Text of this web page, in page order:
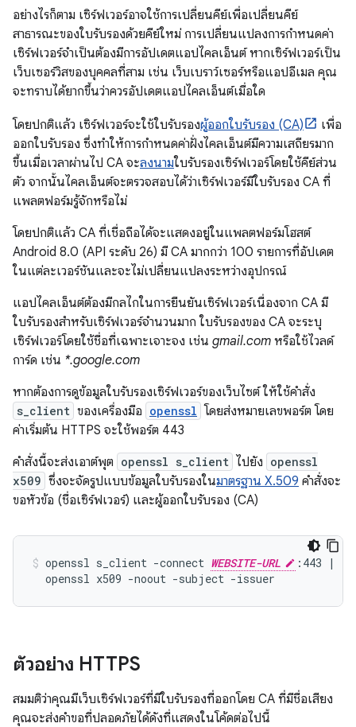
อย่างไรก็ตาม เซิร์ฟเวอร์อาจใช้การเปลี่ยนคีย์เพื่อเปลี่ยนคีย์
สาธารณะของใบรับรองด้วยคีย์ใหม่ การเปลี่ยนแปลงการกำหนดค่า
เซิร์ฟเวอร์จำเป็นต้องมีการอัปเดตแอปไคลเอ็นต์ หากเซิร์ฟเวอร์เป็น
เว็บเซอร์วิสของบุคคลที่สาม เช่น เว็บเบราว์เซอร์หรือแอปอีเมล คุณ
จะทราบได้ยากขึ้นว่าควรอัปเดตแอปไคลเอ็นต์เมื่อใด
โดยปกติแล้ว เซิร์ฟเวอร์จะใช้ใบรับรองผู้ออกใบรับรอง (CA)
เพื่อ
ออกใบรับรอง ซึ่งทำให้การกำหนดค่าฝั่งไคลเอ็นต์มีความเสถียรมาก
ขึ้นเมื่อเวลาผ่านไป CA จะลงนามใบรับรองเซิร์ฟเวอร์โดยใช้คีย์ส่วน
ตัว จากนั้นไคลเอ็นต์จะตรวจสอบได้ว่าเซิร์ฟเวอร์มีใบรับรอง CA ที่
แพลตฟอร์มรู้จักหรือไม่
โดยปกติแล้ว CA ที่เชื่อถือได้จะแสดงอยู่ในแพลตฟอร์มโฮสต์
Android 8.0 (API ระดับ 26) มี CA มากกว่า 100 รายการที่อัปเดต
ในแต่ละเวอร์ชันและจะไม่เปลี่ยนแปลงระหว่างอุปกรณ์
แอปไคลเอ็นต์ต้องมีกลไกในการยืนยันเซิร์ฟเวอร์เนื่องจาก CA มี
ใบรับรองสำหรับเซิร์ฟเวอร์จํานวนมาก ใบรับรองของ CA จะระบุ
เซิร์ฟเวอร์โดยใช้ชื่อที่เฉพาะเจาะจง เช่น gmail.com หรือใช้ไวลด์
การ์ด เช่น *.google.com
หากต้องการดูข้อมูลใบรับรองเซิร์ฟเวอร์ของเว็บไซต์ ให้ใช้คำสั่ง
s_client ของเครื่องมือ openssl โดยส่งหมายเลขพอร์ต โดย
ค่าเริ่มต้น HTTPS จะใช้พอร์ต 443
คำสั่งนี้จะส่งเอาต์พุต openssl s_client ไปยัง openssl
x509 ซึ่งจะจัดรูปแบบข้อมูลใบรับรองในมาตรฐาน X.509 คำสั่งจะ
ขอหัวข้อ (ชื่อเซิร์ฟเวอร์) และผู้ออกใบรับรอง (CA)
openssl s_client -connect WEBSITE-URL
:443 | \
ตัวอย่าง HTTPS
สมมติว่าคุณมีเว็บเซิร์ฟเวอร์ที่มีใบรับรองที่ออกโดย CA ที่มีชื่อเสียง
คุณจะส่งคำขอที่ปลอดภัยได้ดังที่แสดงในโค้ดต่อไปนี้